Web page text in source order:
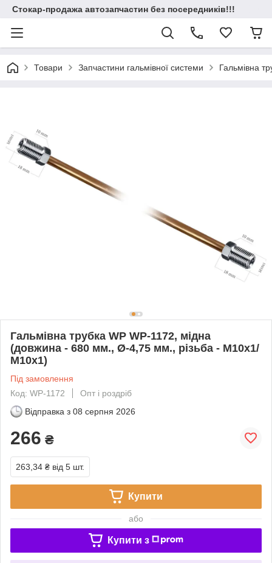
Стокар-продажа автозапчастин без посередників!!!
Товари Запчастини гальмівної системи Гальмівна
Гальмівна трубка WP WP-1172, мідна
(довжина - 680 мм., Ø-4,75 мм., різьба - М10х1/
М10х1)
Під замовлення
Код: WP-1172
Опт і роздріб
Відправка з 08 серпня 2026
266 ₴
263,34 ₴ від 5 шт.
Купити
або
Купити з